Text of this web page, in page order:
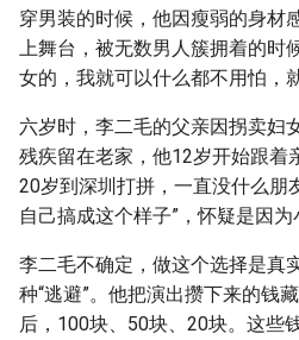
穿男装的时候，他因瘦弱的身材
上舞台，被无数男人簇拥着的时
女的，我就可以什么都不用怕，
六岁时，李二毛的父亲因拐卖妇
残疾留在老家，他12岁开始跟着
20岁到深圳打拼，一直没什么朋
自己搞成这个样子”，怀疑是因为
李二毛不确定，做这个选择是真
种“逃避”。他把演出攒下来的钱
后，100块、50块、20块。这些